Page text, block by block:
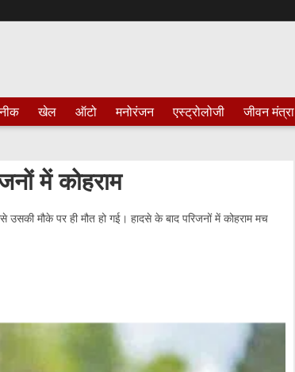
खेल ऑटो मनोरंजन एस्ट्रोलोजी जीवन मंत्रा
में कोहराम
मौके पर ही मौत हो गई। हादसे के बाद परिजनों में कोहराम मच